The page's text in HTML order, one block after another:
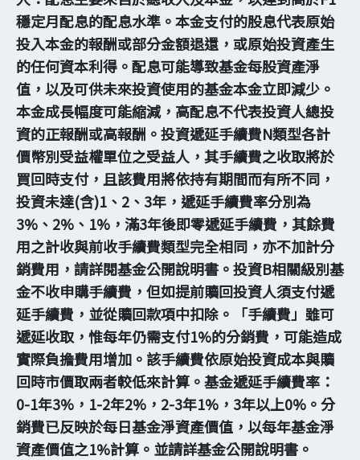
穩定月配息的配息水準。本金支付的股息代表原始
投入本金的報酬或部分金額退還，或原始投資產生
的任何資本利得。配息可能導致基金每股資產淨
值，以及可供未來投資使用的基金本金立即減少。
本金成長幅度可能縮減，高配息不代表投資人總投
資的正報酬或高報酬。投資遞延手續費N類型各計
價幣別受益權單位之受益人，其手續費之收取將於
買回時支付，且該費用將依持有期間而有所不同，
投資未達(含)1、2、3年，遞延手續費率分別為
3%、2%、1%，滿3年後即零遞延手續費，其餘費
用之計收與前收手續費類型完全相同，亦不加計分
銷費用，請詳閱基金公開說明書。投資B相關級別基
金不收申購手續費，但如提前贖回投資人須支付遞
延手續費，並從贖回款項中扣除。「手續費」雖可
遞延收取，惟每年仍需支付1%的分銷費，可能造成
實際負擔費用增加。該手續費依原始投資成本與贖
回時市價取兩者較低來計算。基金遞延手續費率：
0-1年3%，1-2年2%，2-3年1%，3年以上0%。分
銷費已反映於每日基金淨資產價值，以每年基金淨
資產價值之1%計算。並請詳基金公開說明書。